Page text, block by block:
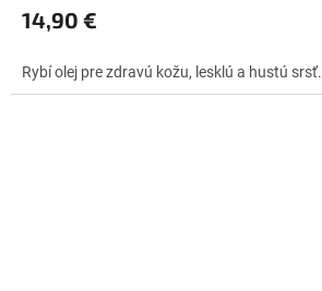
produktu
je
z
5
14,90 €
Rybí olej pre zdravú kožu, lesklú a hustú srsť.